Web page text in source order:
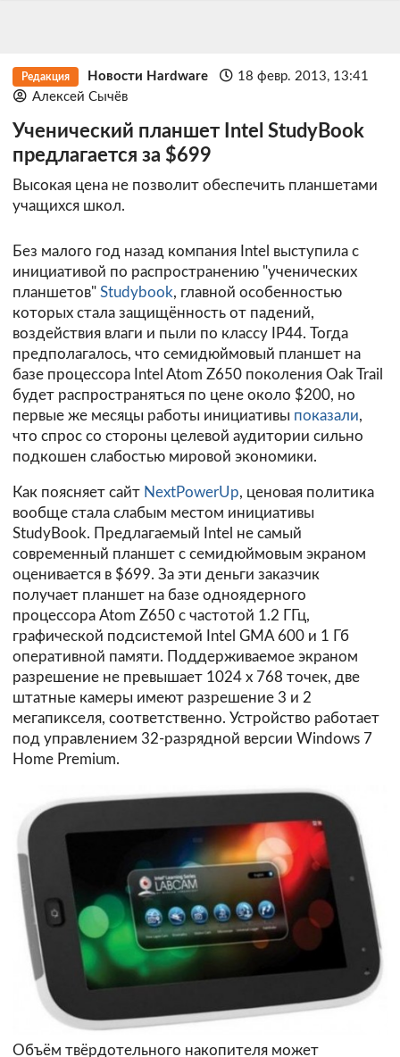
Редакция Новости Hardware
18 февр. 2013, 13:41
Алексей Сычёв
Ученический планшет Intel StudyBook
предлагается за $699
Высокая цена не позволит обеспечить планшетами
учащихся школ.
Без малого год назад компания Intel выступила с
инициативой по распространению "ученических
планшетов" Studybook, главной особенностью
которых стала защищённость от падений,
воздействия влаги и пыли по классу IP44. Тогда
предполагалось, что семидюймовый планшет на
базе процессора Intel Atom Z650 поколения Oak Trail
будет распространяться по цене около $200, но
первые же месяцы работы инициативы показали,
что спрос со стороны целевой аудитории сильно
подкошен слабостью мировой экономики.
Как поясняет сайт NextPowerUp, ценовая политика
вообще стала слабым местом инициативы
StudyBook. Предлагаемый Intel не самый
современный планшет с семидюймовым экраном
оценивается в $699. За эти деньги заказчик
получает планшет на базе одноядерного
процессора Atom Z650 с частотой 1.2 ГГц,
графической подсистемой Intel GMA 600 и 1 Гб
оперативной памяти. Поддерживаемое экраном
разрешение не превышает 1024 х 768 точек, две
штатные камеры имеют разрешение 3 и 2
мегапикселя, соответственно. Устройство работает
под управлением 32-разрядной версии Windows 7
Home Premium.
Объём твёрдотельного накопителя может